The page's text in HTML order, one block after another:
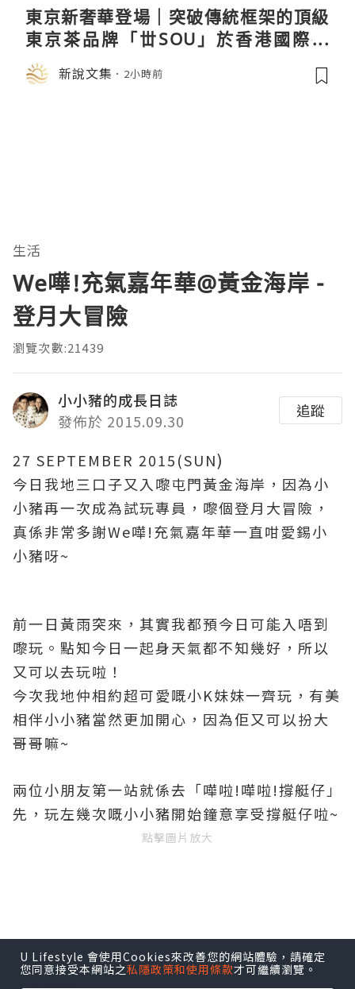
東京新奢華登場｜突破傳統框架的頂級
東京茶品牌「丗SOU」於香港國際茶
展首度亮相
新說文集 2小時前
生活
We嘩!充氣嘉年華@黃金海岸 -
登月大冒險
瀏覽次數:21439
小小豬的成長日誌
發佈於 2015.09.30
追蹤
27 SEPTEMBER 2015(SUN)
今日我地三口子又入嚟屯門黃金海岸 ，因為小
小豬再一次成為試玩專員 ，嚟個登月大冒險 ，
真係非常多謝We嘩!充氣嘉年華一直咁愛錫小
小豬呀~
前一日黃雨突來 ，其實我都預今日可能入唔到
嚟玩 。點知今日一起身天氣都不知幾好 ，所以
又可以去玩啦 ！
今次我地仲相約超可愛嘅小K妹妹一齊玩 ，有美
相伴小小豬當然更加開心 ，因為佢又可以扮大
哥哥嘛~
兩位小朋友第一站就係去「嘩啦!嘩啦!撐艇仔」
先 ，玩左幾次嘅小小豬開始鐘意享受撐艇仔啦~
點擊圖片放大
之後我地就轉戰一樓，先去「反斗挖掘樂園」
跳下彈床~
U Lifestyle 會使用Cookies來改善您的網站體驗，請確定
您同意接受本網站之私隱政策和使用條款才可繼續瀏覽。